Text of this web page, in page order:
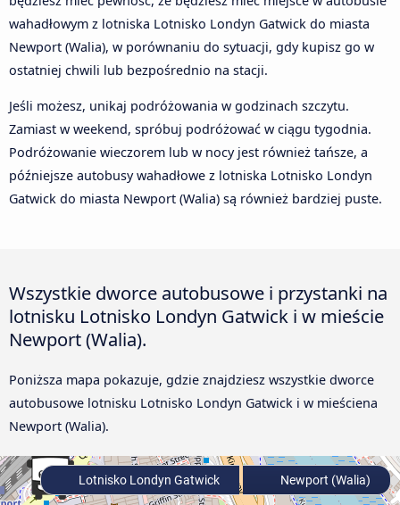
wahadłowym z lotniska Lotnisko Londyn Gatwick do miasta
Newport (Walia), w porównaniu do sytuacji, gdy kupisz go w
ostatniej chwili lub bezpośrednio na stacji.
Jeśli możesz, unikaj podróżowania w godzinach szczytu.
Zamiast w weekend, spróbuj podróżować w ciągu tygodnia.
Podróżowanie wieczorem lub w nocy jest również tańsze, a
późniejsze autobusy wahadłowe z lotniska Lotnisko Londyn
Gatwick do miasta Newport (Walia) są również bardziej puste.
Wszystkie dworce autobusowe i przystanki na
lotnisku Lotnisko Londyn Gatwick i w mieście
Newport (Walia).
Poniższa mapa pokazuje, gdzie znajdziesz wszystkie dworce
autobusowe lotnisku Lotnisko Londyn Gatwick i w mieściena
Newport (Walia).
Lotnisko Londyn Gatwick Newport (Walia)